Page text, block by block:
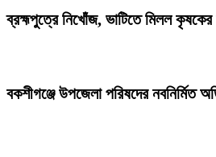
ব্রহ্মপুত্রে নিখোঁজ, ভাটিতে মিলল কৃষকের
বকশীগঞ্জে উপজেলা পরিষদের নবনির্মিত